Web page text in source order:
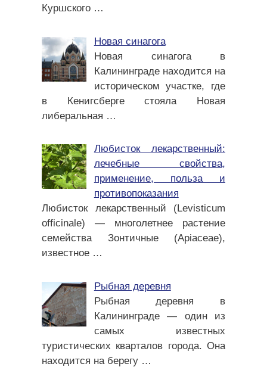
Куршского …
Новая синагога
Новая синагога в
Калининграде находится на
историческом участке, где
в Кенигсберге стояла Новая
либеральная …
Любисток лекарственный:
лечебные свойства,
применение, польза и
противопоказания
Любисток лекарственный (Levisticum
officinale) — многолетнее растение
семейства Зонтичные (Apiaceae),
известное …
Рыбная деревня
Рыбная деревня в
Калининграде — один из
самых известных
туристических кварталов города. Она
находится на берегу …